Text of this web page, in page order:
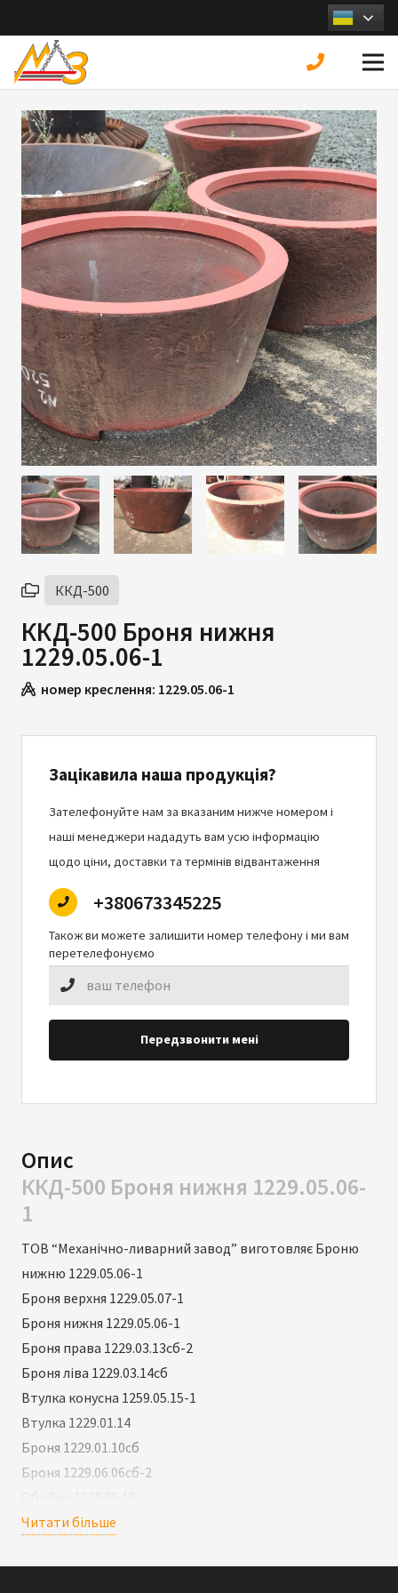
ККД-500
ККД-500 Броня нижня
1229.05.06-1
номер креслення: 1229.05.06-1
Зацікавила наша продукція?
Зателефонуйте нам за вказаним нижче номером і
наші менеджери нададуть вам усю інформацію
щодо ціни, доставки та термінів відвантаження
+380673345225
Також ви можете залишити номер телефону і ми вам
перетелефонуємо
Передзвонити мені
Опис
ККД-500 Броня нижня 1229.05.06-
1
ТОВ “Механічно-ливарний завод” виготовляє Броню
нижню 1229.05.06-1
Броня верхня 1229.05.07-1
Броня нижня 1229.05.06-1
Броня права 1229.03.13сб-2
Броня ліва 1229.03.14сб
Втулка конусна 1259.05.15-1
Втулка 1229.01.14
Броня 1229.01.10сб
Броня 1229.06.06сб-2
Броня нижнього поясу 1259.02.04
Колпак 1259.03.308
Читати більше